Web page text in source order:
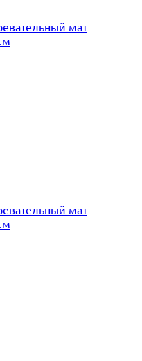
мат
мат